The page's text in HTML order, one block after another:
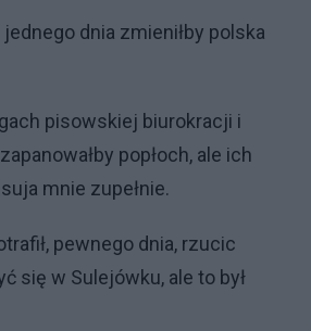
dnia zmieniłby polska
pisowskiej biurokracji i
popłoch, ale ich
mnie zupełnie.
pewnego dnia, rzucic
się w Sulejówku, ale to był